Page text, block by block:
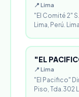
📍 Lima
"El Comité 2"
Lima, Perú.
"EL
📍 Lima
"El Pacifico"
Piso, Tda.302